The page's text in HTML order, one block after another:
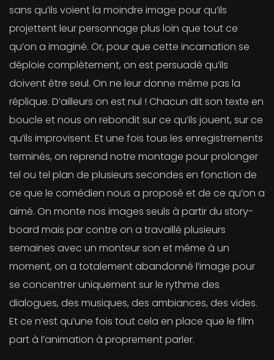
sans qu’ils voient la moindre image pour qu’ils
projettent leur personnage plus loin que tout ce
qu’on a imaginé. Or, pour que cette incarnation se
déploie complètement, on est persuadé qu’ils
doivent être seul. On ne leur donne même pas la
réplique. D’ailleurs on est nul ! Chacun dit son texte en
boucle et nous on rebondit sur ce qu’ils jouent, sur ce
qu’ils improvisent. Et une fois tous les enregistrements
terminés, on reprend notre montage pour prolonger
tel ou tel plan de plusieurs secondes en fonction de
ce que le comédien nous a proposé et de ce qu’on a
aimé. On monte nos images seuls à partir du story-
board mais par contre on a travaillé plusieurs
semaines avec un monteur son et même à un
moment, on a totalement abandonné l’image pour
se concentrer uniquement sur le rythme des
dialogues, des musiques, des ambiances, des vides.
Et ce n’est qu’une fois tout cela en place que le film
part à l’animation à proprement parler.